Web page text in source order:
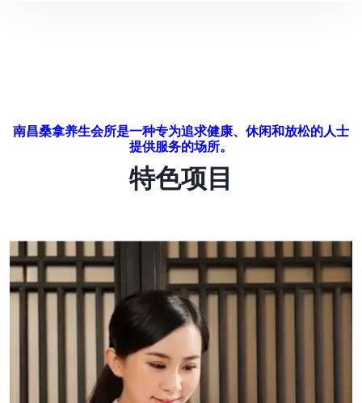
南昌桑拿养生会所是一种专为追求健康、休闲和放松的人士
提供服务的场所。
特色项目